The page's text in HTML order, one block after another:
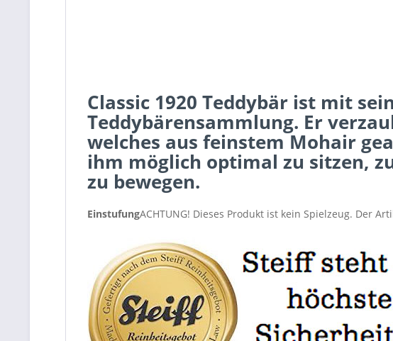
Classic 1920 Teddybär ist mit
Teddybärensammlung. Er
welches aus feinstem Mohair
ihm möglich optimal zu sitzen,
zu bewegen.
EinstufungACHTUNG! Dieses Produkt ist kein Spielzeug. Der